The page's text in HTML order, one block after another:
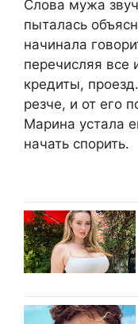
Слова мужа
пыталась
начинала
перечисляя все
кредиты,
резче, и от его
Марина устала
начать спорить.